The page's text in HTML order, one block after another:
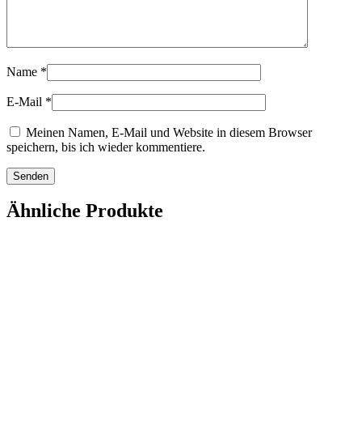
Name *
E-Mail *
Meinen Namen, E-Mail und Website in diesem Browser
speichern, bis ich wieder kommentiere.
Ähnliche Produkte